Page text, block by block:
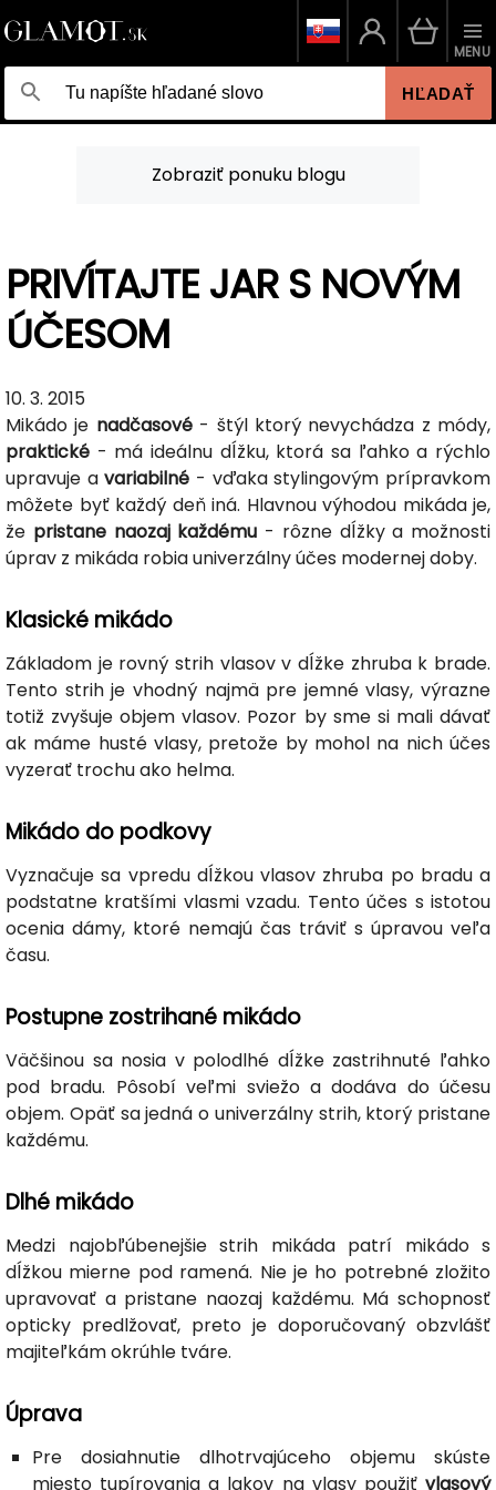
HĽADAŤ
MENU
Zobraziť ponuku blogu
PRIVÍTAJTE JAR S NOVÝM
ÚČESOM
10. 3. 2015
Mikádo je nadčasové- štýl ktorý nevychádza z módy,
praktické - má ideálnu dĺžku, ktorá sa ľahko a rýchlo
upravuje avariabilné - vďaka stylingovým prípravkom
môžete byť každý deň iná. Hlavnou výhodou mikáda je,
že pristane naozaj každému - rôzne dĺžky a možnosti
úprav z mikáda robia univerzálny účes modernej doby.
Klasické mikádo
Základom je rovný strih vlasov v dĺžke zhruba k brade.
Tento strih je vhodný najmä pre jemné vlasy, výrazne
totiž zvyšuje objem vlasov. Pozor by sme si mali dávať
ak máme husté vlasy, pretože by mohol na nich účes
vyzerať trochu ako helma.
Mikádo do podkovy
Vyznačuje sa vpredu dĺžkou vlasov zhruba po bradu a
podstatne kratšími vlasmi vzadu. Tento účes s istotou
ocenia dámy, ktoré nemajú čas tráviť s úpravou veľa
času.
Postupne zostrihané mikádo
Väčšinou sa nosia v polodlhé dĺžke zastrihnuté ľahko
pod bradu. Pôsobí veľmi sviežo a dodáva do účesu
objem. Opäť sa jedná o univerzálny strih, ktorý pristane
každému.
Dlhé mikádo
Medzi najobľúbenejšie strih mikáda patrí mikádo s
dĺžkou mierne pod ramená. Nie je ho potrebné zložito
upravovať a pristane naozaj každému. Má schopnosť
opticky predlžovať, preto je doporučovaný obzvlášť
majiteľkám okrúhle tváre.
Úprava
Pre dosiahnutie dlhotrvajúceho objemu skúste
miesto tupírovania a lakov na vlasy použiť vlasový